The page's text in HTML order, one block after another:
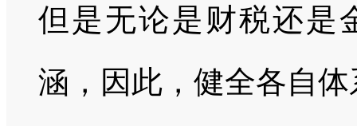
但是无论是财税还是
涵，因此，健全各自